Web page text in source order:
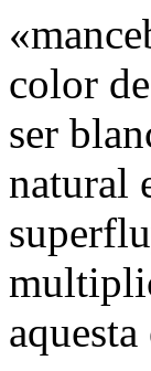
color
ser
natural